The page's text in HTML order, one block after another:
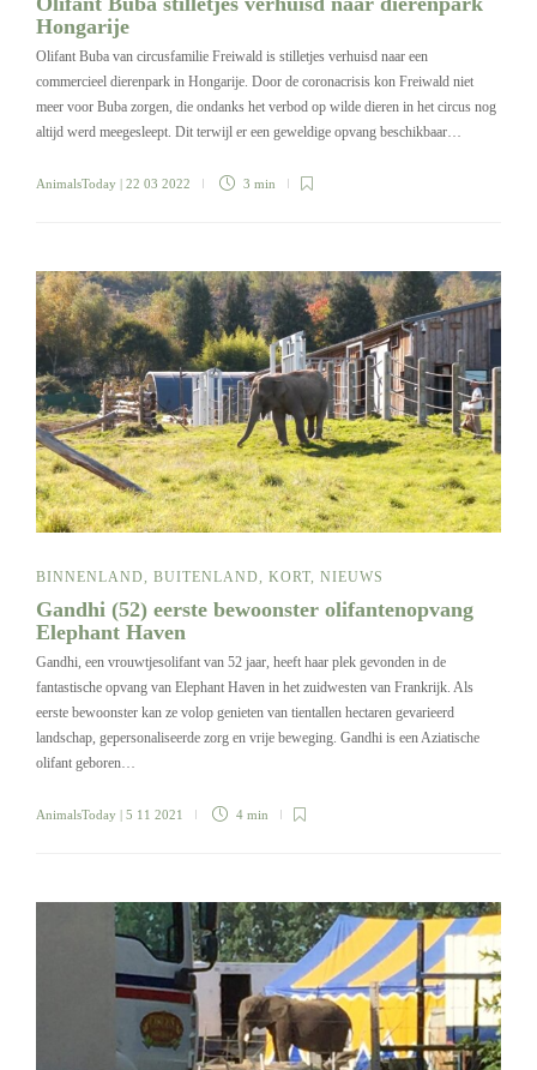
Hongarije
Olifant Buba van circusfamilie Freiwald is stilletjes verhuisd naar een
commercieel dierenpark in Hongarije. Door de coronacrisis kon Freiwald niet
meer voor Buba zorgen, die ondanks het verbod op wilde dieren in het circus nog
altijd werd meegesleept. Dit terwijl er een geweldige opvang beschikbaar…
AnimalsToday | 22 03 2022 3 min
BINNENLAND, BUITENLAND, KORT, NIEUWS
Gandhi (52) eerste bewoonster olifantenopvang
Elephant Haven
Gandhi, een vrouwtjesolifant van 52 jaar, heeft haar plek gevonden in de
fantastische opvang van Elephant Haven in het zuidwesten van Frankrijk. Als
eerste bewoonster kan ze volop genieten van tientallen hectaren gevarieerd
landschap, gepersonaliseerde zorg en vrije beweging. Gandhi is een Aziatische
olifant geboren…
AnimalsToday | 5 11 2021 4 min